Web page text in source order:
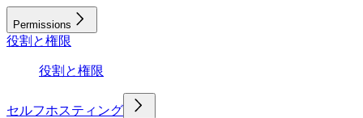
Permissions
役割と権限
役割と権限
セルフホスティング